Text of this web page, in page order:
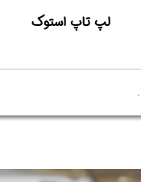
لپ تاپ استوک